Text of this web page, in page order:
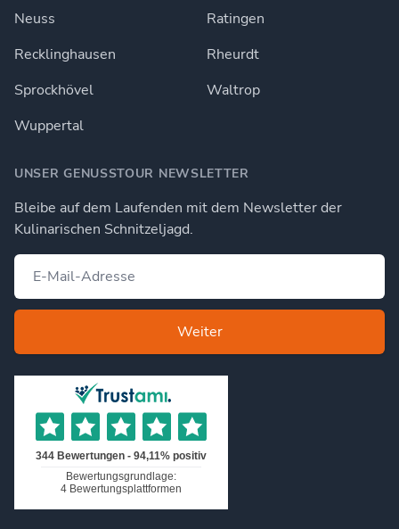
Neuss
Ratingen
Recklinghausen
Rheurdt
Sprockhövel
Waltrop
Wuppertal
UNSER GENUSSTOUR NEWSLETTER
Bleibe auf dem Laufenden mit dem Newsletter der
Kulinarischen Schnitzeljagd.
Weiter